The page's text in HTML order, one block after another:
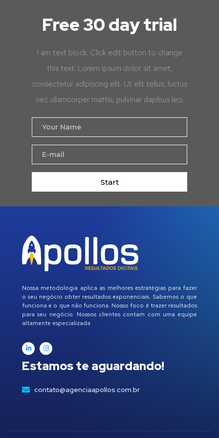
Free 30 day trial
I am text block. Click edit button to change
this text. Lorem ipsum dolor sit amet,
consectetur adipiscing elit. Ut elit tellus, luctus
nec ullamcorper mattis, pulvinar dapibus leo.
Start
Nossa metodologia aplica as melhores estratégias para fazer
o seu negócio obter resultados exponenciais. Sabemos o que
funciona e o que não funciona. Nosso foco é trazer resultados
para seu negócio. Nossos clientes contam com uma equipe
altamente especializada
Estamos te aguardando!
contato@agenciaapollos.com.br